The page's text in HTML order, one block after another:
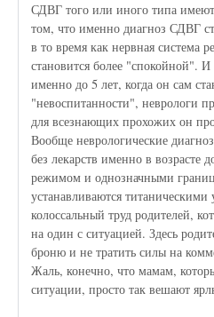
СДВГ того или иного типа
том, что именно диагноз СДВГ
в то время как нервная система
становится более "спокойной".
именно до 5 лет, когда он сам
"невоспитанности", неврологи
для всезнающих прохожих он
Вообще неврологические
без лекарств именно в возрасте
режимом и однозначными
устанавливаются
колоссальный труд родителей,
на один с ситуацией. Здесь
броню и не тратить силы на
Жаль, конечно, что мамам,
ситуации, просто так вешают